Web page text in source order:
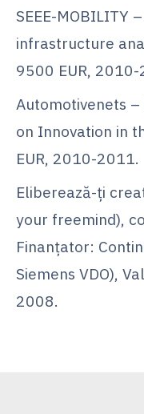
SEEE-MOBILITY
infrastructure
9500 EUR,
Automotivenets –
on Innovation in
EUR, 2010-2011.
Eliberează-ţi
your freemind),
Finanţator:
Siemens VDO),
2008.